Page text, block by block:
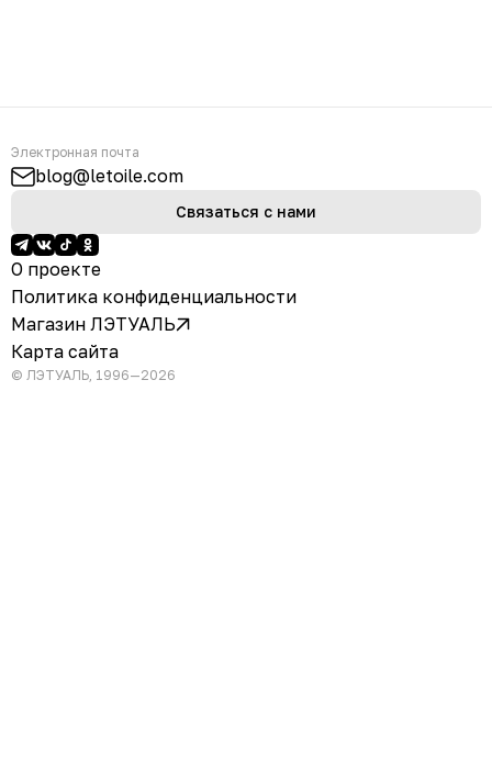
Электронная почта
blog@letoile.com
Связаться с нами
О проекте
Политика конфиденциальности
Магазин ЛЭТУАЛЬ
Карта сайта
© ЛЭТУАЛЬ, 1996—2026